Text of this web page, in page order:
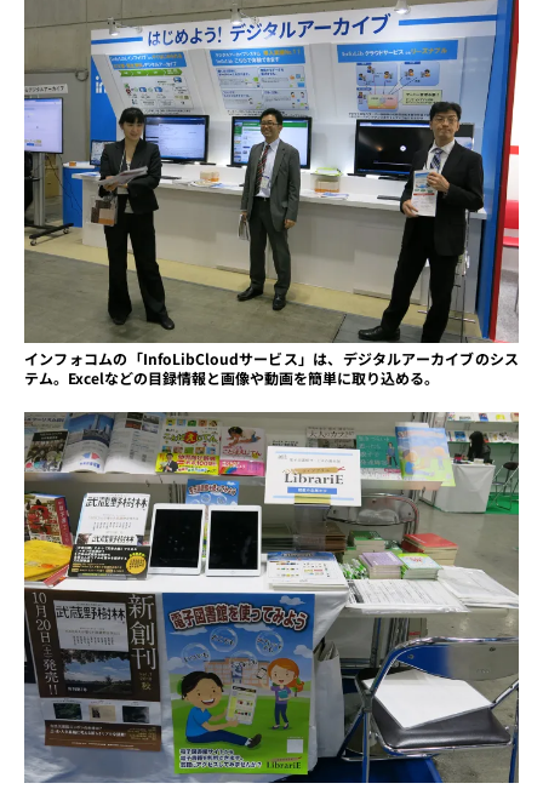
インフォコムの「InfoLibCloudサービス」は、デジタルアーカイブのシス
テム。Excelなどの目録情報と画像や動画を簡単に取り込める。